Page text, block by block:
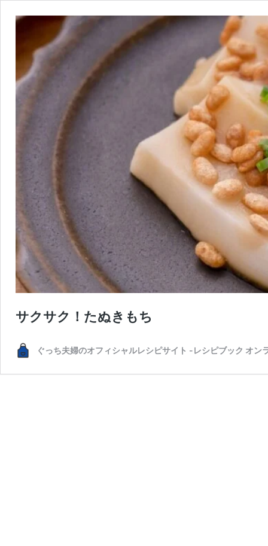
サクサク！たぬきもち
ぐっち夫婦のオフィシャルレシピサイト -レシピブック オン